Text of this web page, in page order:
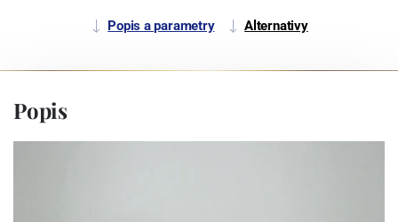
Popis a parametry Alternativy
Popis